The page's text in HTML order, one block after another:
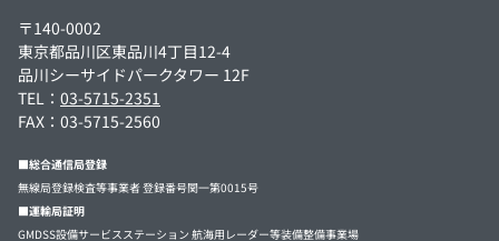
〒140-0002
東京都品川区東品川4丁目12-4
品川シーサイドパークタワー 12F
TEL： 03-5715-2351
FAX：03-5715-2560
■総合通信局登録
無線局登録検査等事業者 登録番号関一第0015号
■運輸局証明
GMDSS設備サービスステーション 航海用レーダー等装備整備事業場